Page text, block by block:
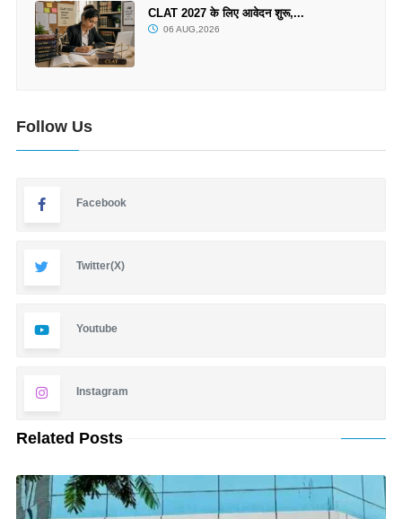
CLAT 2027 के लिए आवेदन शुरू,...
06 AUG,2026
Follow Us
Facebook
Twitter(X)
Youtube
Instagram
Related Posts